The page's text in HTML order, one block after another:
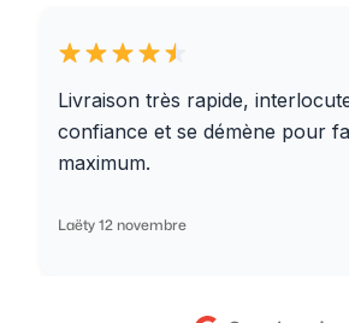
Livraison très rapide,
confiance et se démène pour
maximum.
Laëty 12 novembre